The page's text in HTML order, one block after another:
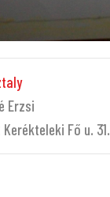
Erzsi
Fő u. 31.